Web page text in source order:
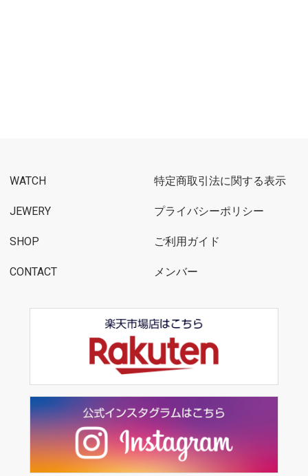
WATCH
JEWERY
SHOP
CONTACT
特定商取引法に関する表示
プライバシーポリシー
ご利用ガイド
メンバー